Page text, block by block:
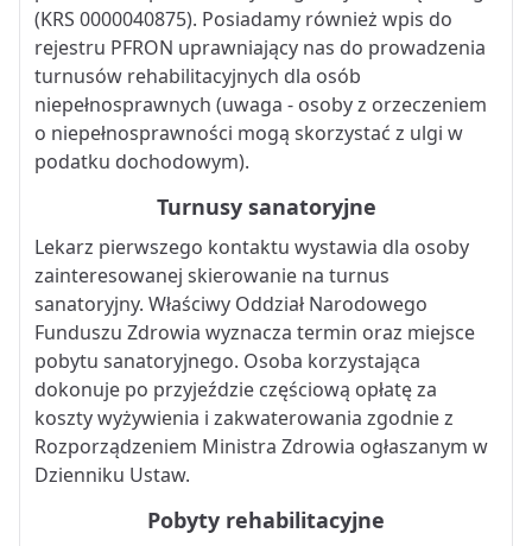
(KRS 0000040875). Posiadamy również wpis do
rejestru PFRON uprawniający nas do prowadzenia
turnusów rehabilitacyjnych dla osób
niepełnosprawnych (uwaga - osoby z orzeczeniem
o niepełnosprawności mogą skorzystać z ulgi w
podatku dochodowym).
Turnusy sanatoryjne
Lekarz pierwszego kontaktu wystawia dla osoby
zainteresowanej skierowanie na turnus
sanatoryjny. Właściwy Oddział Narodowego
Funduszu Zdrowia wyznacza termin oraz miejsce
pobytu sanatoryjnego. Osoba korzystająca
dokonuje po przyjeździe częściową opłatę za
koszty wyżywienia i zakwaterowania zgodnie z
Rozporządzeniem Ministra Zdrowia ogłaszanym w
Dzienniku Ustaw.
Pobyty rehabilitacyjne